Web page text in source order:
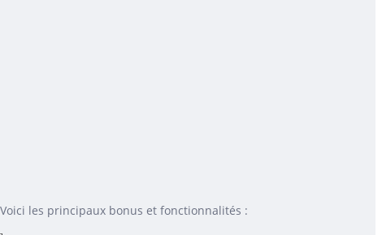
les principaux bonus et fonctionnalités :